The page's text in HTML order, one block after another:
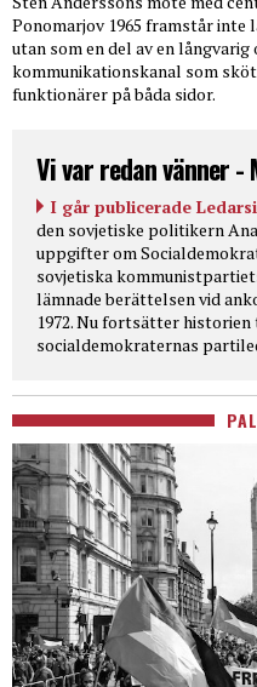
Ponomarjov 1965 framstår inte
utan som en del av en
kommunikationskanal som
funktionärer på båda sidor.
Vi var redan vänner -
I går publicerade
den sovjetiske politikern
uppgifter om
sovjetiska
lämnade berättelsen vid
1972. Nu fortsätter
socialdemokraternas